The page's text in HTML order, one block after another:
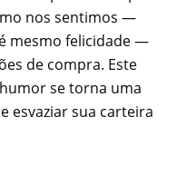
nos sentimos —
mesmo felicidade —
de compra. Este
se torna uma
esvaziar sua carteira